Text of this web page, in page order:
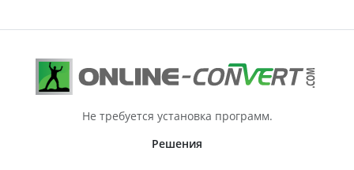
Не требуется установка программ.
Решения